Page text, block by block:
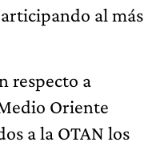
al más
respecto a
Oriente
a la OTAN los